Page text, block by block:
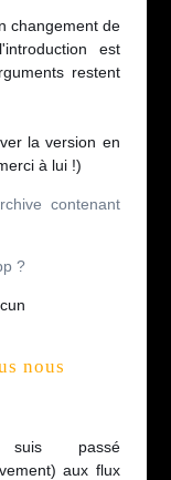
changement de
est
restent
la version en
à lui !)
contenant
?
nous
passé
aux flux